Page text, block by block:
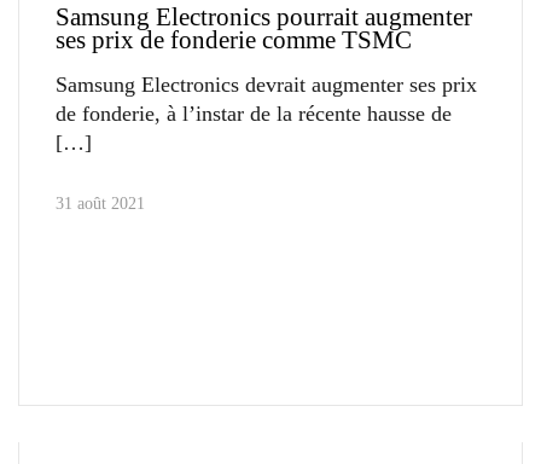
Samsung Electronics pourrait augmenter
ses prix de fonderie comme TSMC
Samsung Electronics devrait augmenter ses prix
de fonderie, à l’instar de la récente hausse de
31 août 2021